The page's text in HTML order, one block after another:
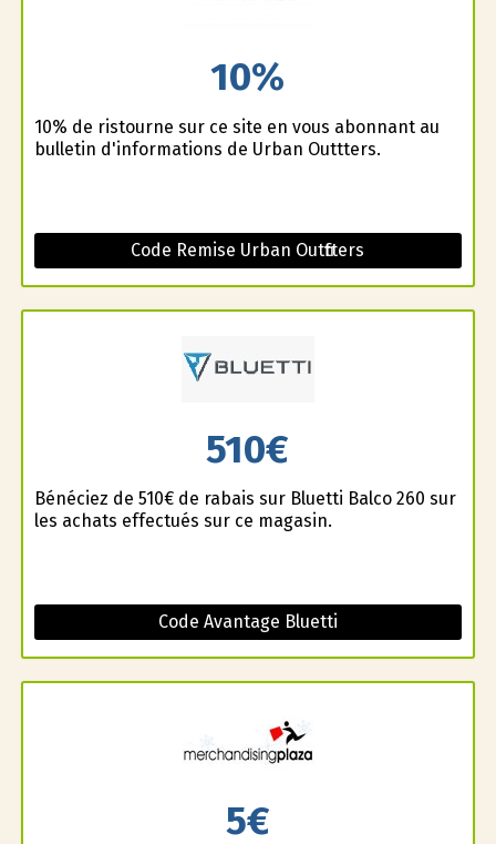
10%
10% de ristourne sur ce site en vous abonnant au
bulletin d'informations de Urban Outfitters.
Code Remise Urban Outfitters
510€
Bénéficiez de 510€ de rabais sur Bluetti Balco 260 sur
les achats effectués sur ce magasin.
Code Avantage Bluetti
5€